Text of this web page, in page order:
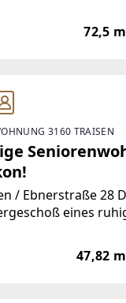
viel Helligkeit
der
72,5
3160 TRAISEN
/ Ebnerstraße 28
eines
Geschäfte
47,82